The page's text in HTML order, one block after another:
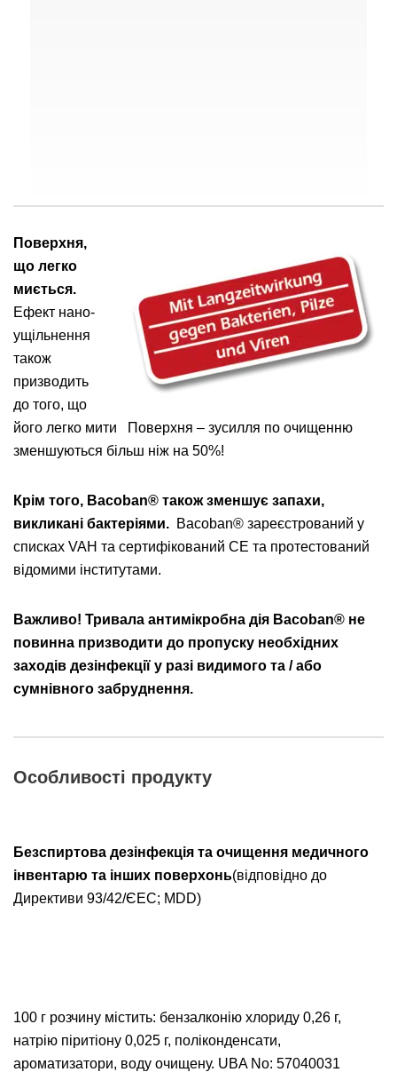
Поверхня,
що легко
миється.
Ефект нано-
ущільнення
також
призводить
до того, що
його легко мити Поверхня – зусилля по очищенню
зменшуються більш ніж на 50%!
Крім того, Bacoban® також зменшує запахи,
викликані бактеріями. Bacoban® зареєстрований у
списках VAH та сертифікований CE та протестований
відомими інститутами.
Важливо! Тривала антимікробна дія Bacoban® не
повинна призводити до пропуску необхідних
заходів дезінфекції у разі видимого та / або
сумнівного забруднення.
Особливості продукту
Безспиртова дезінфекція та очищення медичного
інвентарю та інших поверхонь(відповідно до
Директиви 93/42/ЄЕС; MDD)
100 г розчину містить: бензалконію хлориду 0,26 г,
натрію піритіону 0,025 г, поліконденсати,
ароматизатори, воду очищену. UBA No: 57040031